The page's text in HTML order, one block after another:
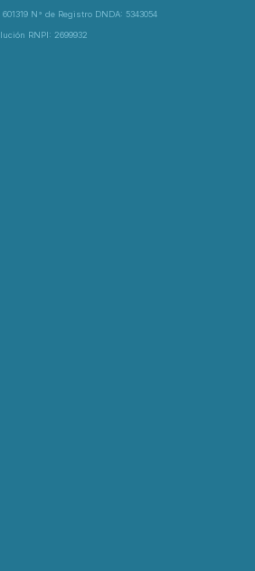
N° de Registro DNDA: 5343054
RNPI: 2699932